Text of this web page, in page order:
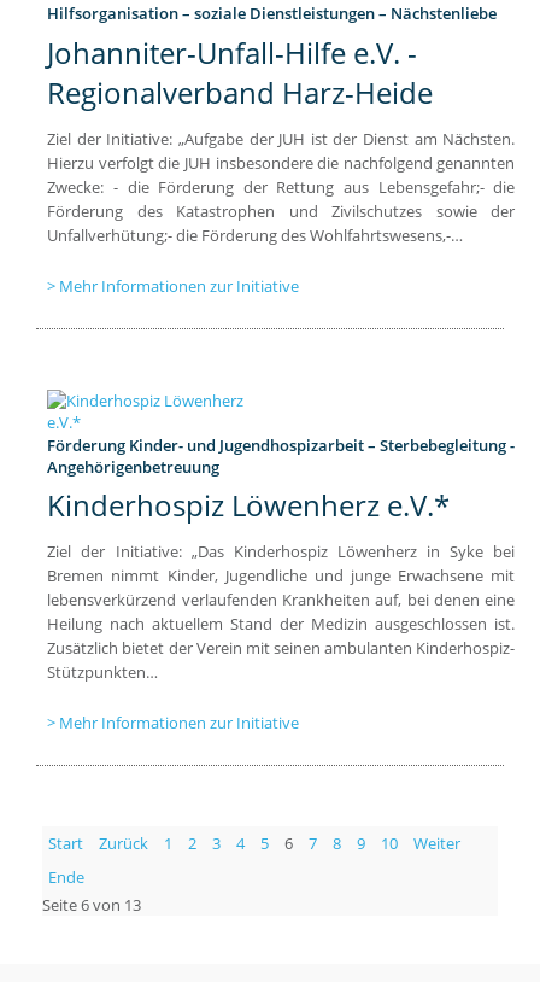
Hilfsorganisation – soziale Dienstleistungen – Nächstenliebe
Johanniter-Unfall-Hilfe e.V. -
Regionalverband Harz-Heide
Ziel der Initiative: „Aufgabe der JUH ist der Dienst am Nächsten.
Hierzu verfolgt die JUH insbesondere die nachfolgend genannten
Zwecke: - die Förderung der Rettung aus Lebensgefahr;- die
Förderung des Katastrophen und Zivilschutzes sowie der
Unfallverhütung;- die Förderung des Wohlfahrtswesens,-…
Mehr Informationen zur Initiative
Förderung Kinder- und Jugendhospizarbeit – Sterbebegleitung -
Angehörigenbetreuung
Kinderhospiz Löwenherz e.V.*
Ziel der Initiative: „Das Kinderhospiz Löwenherz in Syke bei
Bremen nimmt Kinder, Jugendliche und junge Erwachsene mit
lebensverkürzend verlaufenden Krankheiten auf, bei denen eine
Heilung nach aktuellem Stand der Medizin ausgeschlossen ist.
Zusätzlich bietet der Verein mit seinen ambulanten Kinderhospiz-
Stützpunkten…
Mehr Informationen zur Initiative
Start Zurück 1 2 3 4 5 6 7 8 9 10
Weiter
Ende
Seite 6 von 13